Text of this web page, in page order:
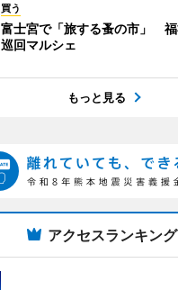
買う
富士宮で「旅する蚤の市」 福
巡回マルシェ
もっと見る
アクセスランキング